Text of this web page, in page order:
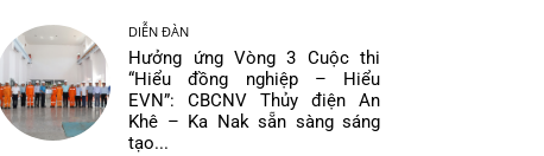
DIỄN ĐÀN
Hưởng ứng Vòng 3 Cuộc thi
“Hiểu đồng nghiệp – Hiểu
EVN”: CBCNV Thủy điện An
Khê – Ka Nak sẵn sàng sáng
tạo...